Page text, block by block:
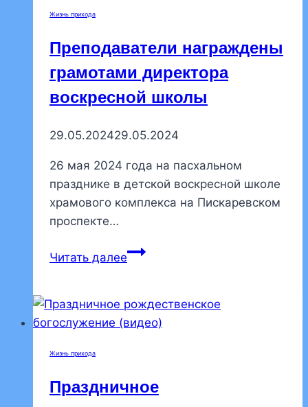
Христову
Жизнь прихода
Преподаватели награждены
грамотами директора
воскресной школы
29.05.202429.05.2024
26 мая 2024 года на пасхальном
празднике в детской воскресной школе
храмового комплекса на Пискаревском
проспекте…
Читать далееПреподаватели
директора
воскресной
Жизнь прихода
Праздничное